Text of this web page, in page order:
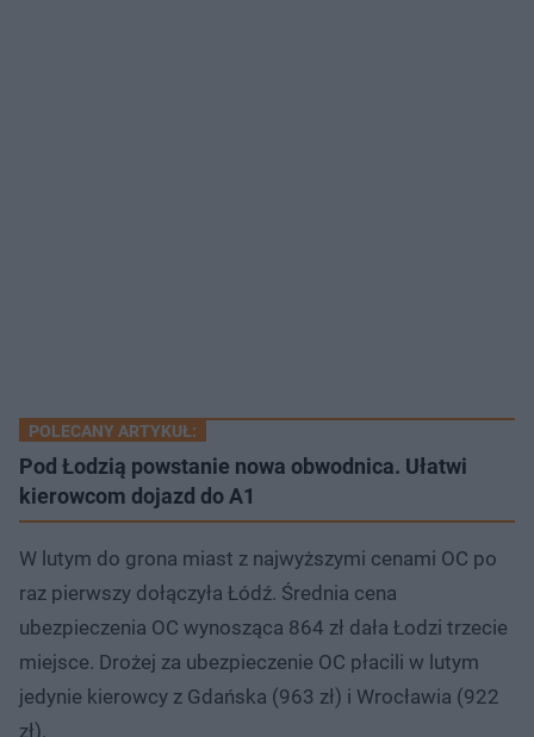
POLECANY ARTYKUŁ:
Pod Łodzią powstanie nowa obwodnica. Ułatwi
kierowcom dojazd do A1
W lutym do grona miast z najwyższymi cenami OC po
raz pierwszy dołączyła Łódź. Średnia cena
ubezpieczenia OC wynosząca 864 zł dała Łodzi trzecie
miejsce. Drożej za ubezpieczenie OC płacili w lutym
jedynie kierowcy z Gdańska (963 zł) i Wrocławia (922
zł).